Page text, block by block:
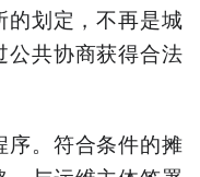
划定，不再是城
公共协商获得合法
序。符合条件的摊